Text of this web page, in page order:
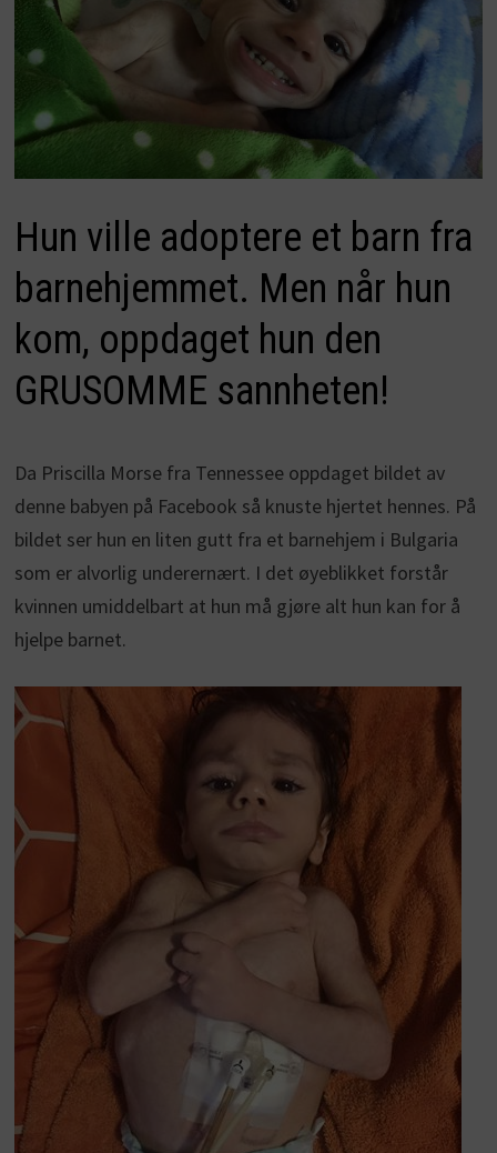
Hun ville adoptere et barn fra
barnehjemmet. Men når hun
kom, oppdaget hun den
GRUSOMME sannheten!
Da Priscilla Morse fra Tennessee oppdaget bildet av
denne babyen på Facebook så knuste hjertet hennes. På
bildet ser hun en liten gutt fra et barnehjem i Bulgaria
som er alvorlig underernært. I det øyeblikket forstår
kvinnen umiddelbart at hun må gjøre alt hun kan for å
hjelpe barnet.